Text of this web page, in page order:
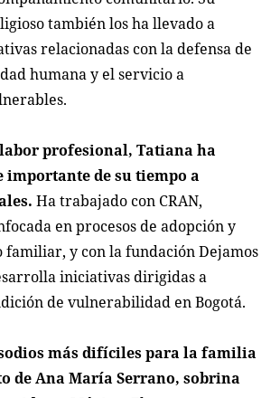
también los ha llevado a
relacionadas con la defensa de
humana y el servicio a
profesional, Tatiana ha
importante de su tiempo a
Ha trabajado con CRAN,
en procesos de adopción y
y con la fundación Dejamos
iniciativas dirigidas a
de vulnerabilidad en Bogotá.
más difíciles para la familia
de Ana María Serrano, sobrina